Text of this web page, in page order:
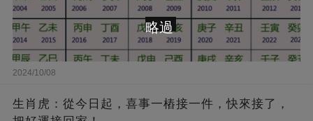
2024/10/08
生肖虎：從今日起，喜事一樁接一件，快來接了，
略過